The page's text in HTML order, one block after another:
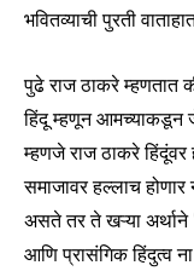
Join our
To subscribe, simply
or click the
your privacy and
safe with us.
भवितव्याची पुरती
पुढे राज ठाकरे म्हणतात
हिंदू म्हणून आमच्याकडून
म्हणजे राज ठाकरे हिंदूंवर
समाजावर हल्लाच
असते तर ते खऱ्या अर्थाने
आणि प्रासंगिक हिंदुत्व